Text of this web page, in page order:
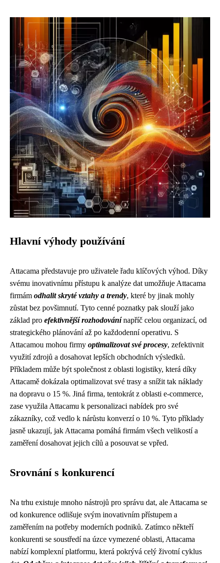
Hlavní výhody používání
Attacama představuje pro uživatele řadu klíčových výhod. Díky
svému inovativnímu přístupu k analýze dat umožňuje Attacama
firmám odhalit skryté vztahy a trendy, které by jinak mohly
zůstat bez povšimnutí. Tyto cenné poznatky pak slouží jako
základ pro efektivnější rozhodovánínapříč celou organizací, od
strategického plánování až po každodenní operativu. S
Attacamou mohou firmy optimalizovat své procesy, zefektivnit
využití zdrojů a dosahovat lepších obchodních výsledků.
Příkladem může být společnost z oblasti logistiky, která díky
Attacamě dokázala optimalizovat své trasy a snížit tak náklady
na dopravu o 15 %. Jiná firma, tentokrát z oblasti e-commerce,
zase využila Attacamu k personalizaci nabídek pro své
zákazníky, což vedlo k nárůstu konverzí o 10 %. Tyto příklady
jasně ukazují, jak Attacama pomáhá firmám všech velikostí a
zaměření dosahovat jejich cílů a posouvat se vpřed.
Srovnání s konkurencí
Na trhu existuje mnoho nástrojů pro správu dat, ale Attacama se
od konkurence odlišuje svým inovativním přístupem a
zaměřením na potřeby moderních podniků. Zatímco někteří
konkurenti se soustředí na úzce vymezené oblasti, Attacama
nabízí komplexní platformu, která pokrývá celý životní cyklus